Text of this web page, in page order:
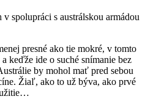
spolupráci s austrálskou armádou
presné ako tie mokré, v tomto
keďže ide o suché snímanie bez
by mohol mať pred sebou
Žiaľ, ako to už býva, ako prvé